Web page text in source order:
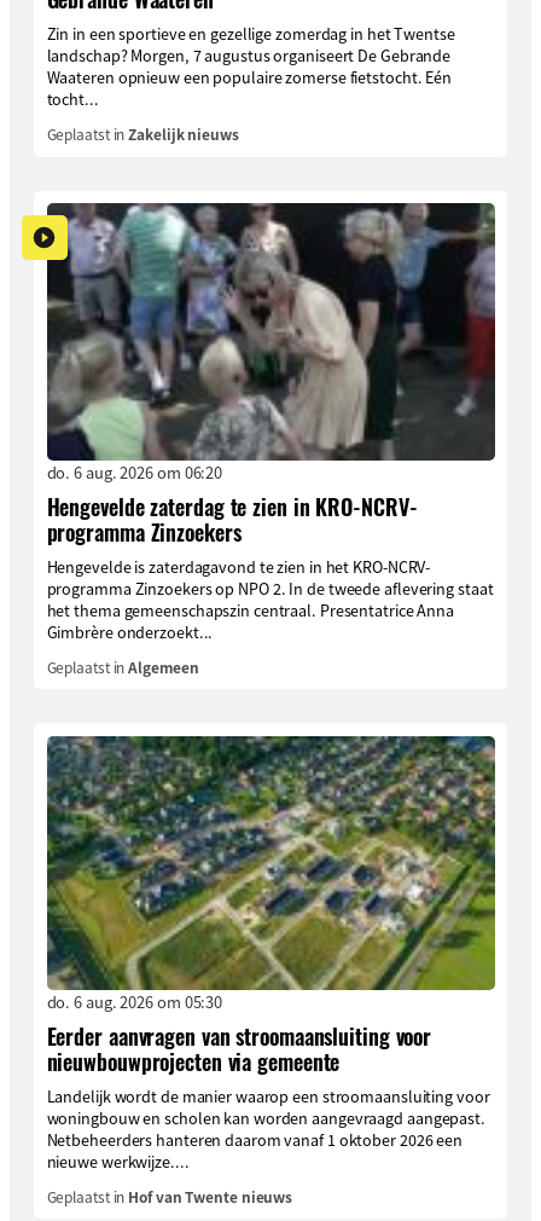
Zin in een sportieve en gezellige zomerdag in het Twentse
landschap? Morgen, 7 augustus organiseert De Gebrande
Waateren opnieuw een populaire zomerse fietstocht. Eén
tocht...
Geplaatst inZakelijk nieuws
do. 6 aug. 2026 om 06:20
Hengevelde zaterdag te zien in KRO-NCRV-
programma Zinzoekers
Hengevelde is zaterdagavond te zien in het KRO-NCRV-
programma Zinzoekers op NPO 2. In de tweede aflevering staat
het thema gemeenschapszin centraal. Presentatrice Anna
Gimbrère onderzoekt...
Geplaatst inAlgemeen
do. 6 aug. 2026 om 05:30
Eerder aanvragen van stroomaansluiting voor
nieuwbouwprojecten via gemeente
Landelijk wordt de manier waarop een stroomaansluiting voor
woningbouw en scholen kan worden aangevraagd aangepast.
Netbeheerders hanteren daarom vanaf 1 oktober 2026 een
nieuwe werkwijze....
Geplaatst in Hof van Twente nieuws